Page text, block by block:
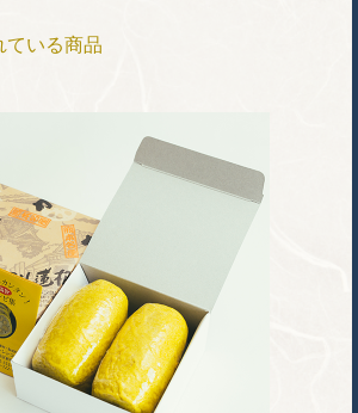
ている商品